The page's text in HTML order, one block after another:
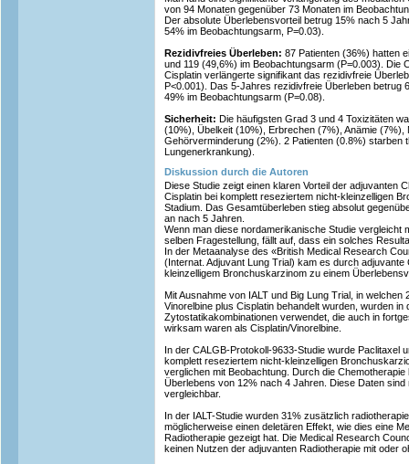
von 94 Monaten gegenüber 73 Monaten im
Der absolute Überlebensvorteil betrug 15% nach 5
54% im Beobachtungsarm, P=0.03).
Rezidivfreies Überleben: 87 Patienten (36%) hatten
und 119 (49,6%) im Beobachtungsarm (P=0.003). Die
Cisplatin verlängerte signifikant das rezidivfreie
P<0.001). Das 5-Jahres rezidivfreie Überleben betrug
49% im Beobachtungsarm (P=0.08).
Sicherheit: Die häufigsten Grad 3 und 4 Toxizitäten
(10%), Übelkeit (10%), Erbrechen (7%), Anämie (7%),
Gehörverminderung (2%). 2 Patienten (0.8%) starben
Lungenerkrankung).
Diskussion durch die Autoren
Diese Studie zeigt einen klaren Vorteil der adjuvanten
Cisplatin bei komplett reseziertem nicht-kleinzelligen
Stadium. Das Gesamtüberleben stieg absolut
an nach 5 Jahren.
Wenn man diese nordamerikanische Studie vergleicht
selben Fragestellung, fällt auf, dass ein solches
In der Metaanalyse des «British Medical Research
(Internat. Adjuvant Lung Trial) kam es durch adjuvante
kleinzelligem Bronchuskarzinom zu einem
Mit Ausnahme von IALT und Big Lung Trial, in welchen
Vinorelbine plus Cisplatin behandelt wurden, wurden in
Zytostatikakombinationen verwendet, die auch in
wirksam waren als Cisplatin/Vinorelbine.
In der CALGB-Protokoll-9633-Studie wurde Paclitaxel
komplett reseziertem nicht-kleinzelligen
verglichen mit Beobachtung. Durch die
Überlebens von 12% nach 4 Jahren. Diese Daten sind
vergleichbar.
In der IALT-Studie wurden 31% zusätzlich
möglicherweise einen deletären Effekt, wie dies eine
Radiotherapie gezeigt hat. Die Medical Research
keinen Nutzen der adjuvanten Radiotherapie mit oder